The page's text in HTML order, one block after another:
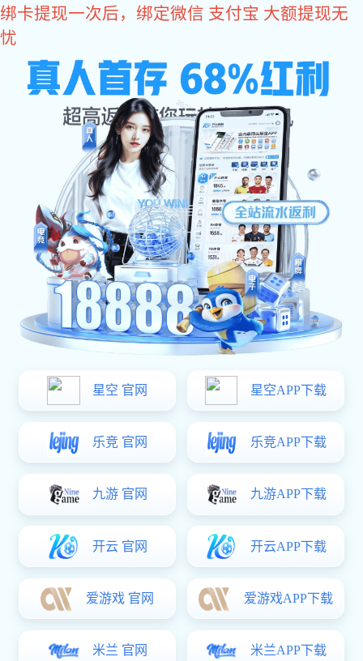
多多28
万达、恒大、京东、中国中铁等500强企业品牌
合作商
消防水炮 自动消防炮
消防水炮安装图 智能消防炮
消防水炮报价 固定消防炮
成功案例 关于狗子28
当前位置 多多28 > 消防水炮报价 > 狗子28 中心 > 消防炮报
价 >
消防水炮灭火系统的可靠性如何保障?有无参考依
发布日期：2022-04-07 10:33:22
现在大多数场所如商业广场、会展中心、体育场馆、电影
院、礼堂、车站等，安装使用智能消防水炮灭火系统的情况变
得越来越普遍，那么作为消防设备来说，客户除了关心造价及
安装之外，可靠性就成为了重点。那么对于客户来说，有没有
呢?这个问题今天就来给大家解答一下。